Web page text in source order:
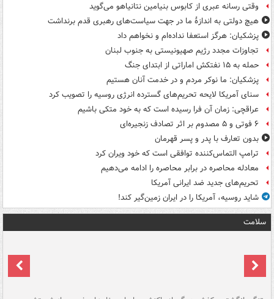
وقتی رسانه عبری از کابوس بنیامین نتانیاهو می‌گوید
هیچ دولتی به اندازۀ ما در جهت سیاست‌های رهبری قدم برنداشت
پزشکیان: هرگز استعفا نداده‌ام و نخواهم داد
تجاوزات مجدد رژیم صهیونیستی به جنوب لبنان
حمله به ۱۵ نفتکش‌ اماراتی از ابتدای جنگ
پزشکیان: ما نوکر مردم و در خدمت آنان هستیم
سنای آمریکا لایحه تحریم‌های گسترده انرژی روسیه را تصویب کرد
عراقچی: زمان آن فرا رسیده است که به خود متکی باشیم
۶ فوتی و ۵ مصدوم بر اثر تصادف زنجیره‌ای
بدون تعارف با پدر و پسر قهرمان
ترامپ التماس‌کننده توافقی است که خود ویران کرد
معادله محاصره در برابر محاصره را ادامه می‌دهیم
تحریم‌های جدید ضد ایرانی آمریکا
شاید روسیه، آمریکا را در ایران زمین‌گیر کند!
سلامت